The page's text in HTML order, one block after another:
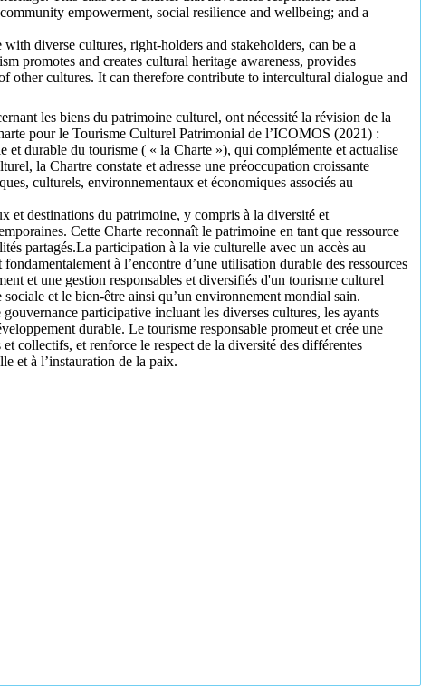
empowerment, social resilience and wellbeing; and a
diverse cultures, right-holders and stakeholders, can be a
promotes and creates cultural heritage awareness, provides
cultures. It can therefore contribute to intercultural dialogue and
les biens du patrimoine culturel, ont nécessité la révision de la
pour le Tourisme Culturel Patrimonial de l’ICOMOS (2021) :
durable du tourisme ( « la Charte »), qui complémente et actualise
la Chartre constate et adresse une préoccupation croissante
culturels, environnementaux et économiques associés au
et destinations du patrimoine, y compris à la diversité et
Cette Charte reconnaît le patrimoine en tant que ressource
partagés.La participation à la vie culturelle avec un accès au
à l’encontre d’une utilisation durable des ressources
et une gestion responsables et diversifiés d'un tourisme culturel
et le bien-être ainsi qu’un environnement mondial sain.
participative incluant les diverses cultures, les ayants
durable. Le tourisme responsable promeut et crée une
collectifs, et renforce le respect de la diversité des différentes
et à l’instauration de la paix.